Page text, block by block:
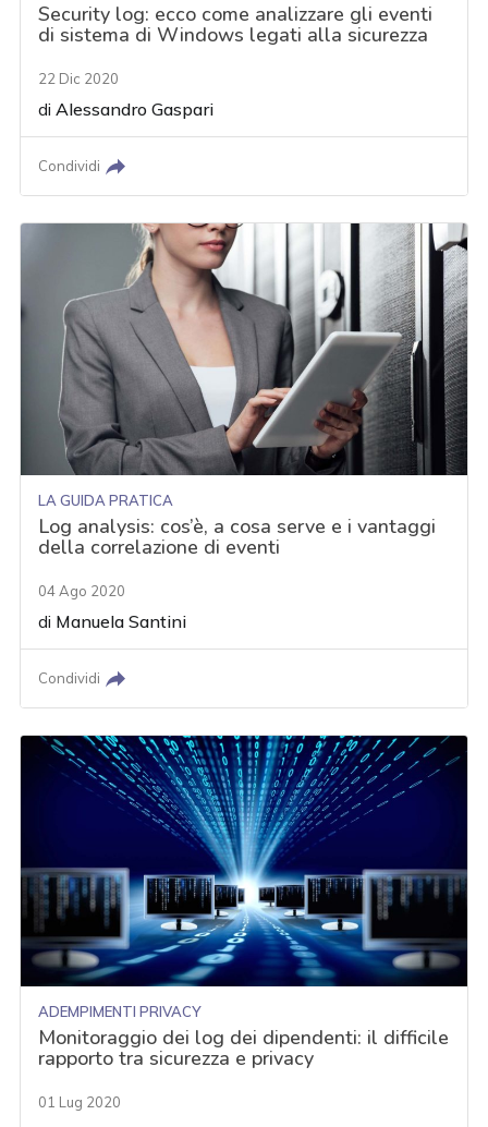
Security log: ecco come analizzare gli eventi
di sistema di Windows legati alla sicurezza
22 Dic 2020
diAlessandro Gaspari
Condividi
LA GUIDA PRATICA
Log analysis: cos’è, a cosa serve e i vantaggi
della correlazione di eventi
04 Ago 2020
di Manuela Santini
Condividi
ADEMPIMENTI PRIVACY
Monitoraggio dei log dei dipendenti: il difficile
rapporto tra sicurezza e privacy
01 Lug 2020